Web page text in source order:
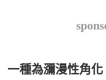
一種為瀰漫性角